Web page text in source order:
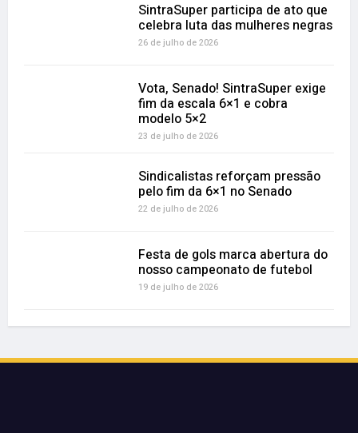
SintraSuper participa de ato que
celebra luta das mulheres negras
26 de julho de 2026
Vota, Senado! SintraSuper exige
fim da escala 6×1 e cobra
modelo 5×2
23 de julho de 2026
Sindicalistas reforçam pressão
pelo fim da 6×1 no Senado
22 de julho de 2026
Festa de gols marca abertura do
nosso campeonato de futebol
19 de julho de 2026